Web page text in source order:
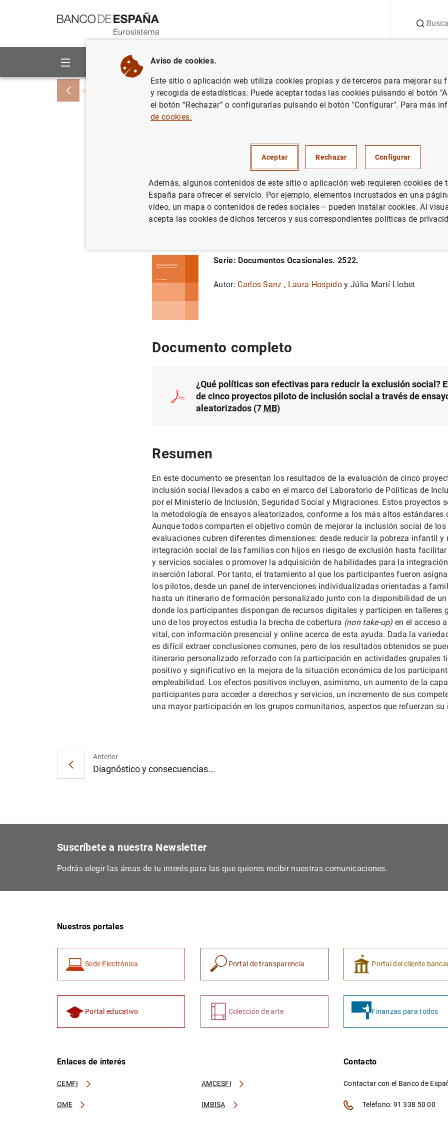
Sobre el Banco Áreas de actuación
Inicio Publicaciones Análisis económico e investigación Documentos Ocasionales ¿Qué políticas son
exclusión social? Evaluación de cinco
piloto de inclusión social a través de
aleatorizados
Serie: Documentos Ocasionales. 2522.
Autor: Carlos Sanz , Laura Hospidoy Júlia Martí Llobet
Documento completo
¿Qué políticas son efectivas para reducir la exclusión social?
de cinco proyectos piloto de inclusión social a través de
aleatorizados (7 MB)
Resumen
En este documento se presentan los resultados de la evaluación de cinco
inclusión social llevados a cabo en el marco del Laboratorio de Políticas de
por el Ministerio de Inclusión, Seguridad Social y Migraciones. Estos proyectos
la metodología de ensayos aleatorizados, conforme a los más altos estándares
Aunque todos comparten el objetivo común de mejorar la inclusión social de
evaluaciones cubren diferentes dimensiones: desde reducir la pobreza infantil y
integración social de las familias con hijos en riesgo de exclusión hasta facilitar
y servicios sociales o promover la adquisición de habilidades para la
inserción laboral. Por tanto, el tratamiento al que los participantes fueron
los pilotos, desde un panel de intervenciones individualizadas orientadas a
hasta un itinerario de formación personalizado junto con la disponibilidad de
donde los participantes dispongan de recursos digitales y participen en talleres
uno de los proyectos estudia la brecha de cobertura (non take-up) en el acceso
vital, con información presencial y online acerca de esta ayuda. Dada la
es difícil extraer conclusiones comunes, pero de los resultados obtenidos se
itinerario personalizado reforzado con la participación en actividades grupales
positivo y significativo en la mejora de la situación económica de los
empleabilidad. Los efectos positivos incluyen, asimismo, un aumento de la
participantes para acceder a derechos y servicios, un incremento de sus
una mayor participación en los grupos comunitarios, aspectos que refuerzan
Anterior
Diagnóstico y consecuencias...
Suscríbete a nuestra Newsletter
Podrás elegir las áreas de tu interés para las que quieres recibir nuestras comunicaciones.
Nuestros portales
Sede Electrónica Portal de transparencia Portal del cliente
Portal educativo Colección de arte Finanzas para todos
Enlaces de interés
CEMFI AMCESFI
OME IMBISA
Contacto
Contactar con el Banco de
Teléfono: 91 338 50 00
Aviso de cookies.
Este sitio o aplicación web utiliza cookies propias y de terceros para mejorar su
y recogida de estadísticas. Puede aceptar todas las cookies pulsando el botón
el botón “Rechazar” o configurarlas pulsando el botón "Configurar". Para más
de cookies.
Aceptar Rechazar Configurar
Además, algunos contenidos de este sitio o aplicación web requieren cookies de
España para ofrecer el servicio. Por ejemplo, elementos incrustados en una
vídeo, un mapa o contenidos de redes sociales— pueden instalar cookies. Al
acepta las cookies de dichos terceros y sus correspondientes políticas de